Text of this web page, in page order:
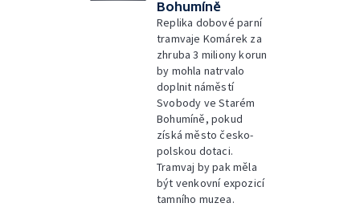
Bohumíně
Replika dobové parní
tramvaje Komárek za
zhruba 3 miliony korun
by mohla natrvalo
doplnit náměstí
Svobody ve Starém
Bohumíně, pokud
získá město česko-
polskou dotaci.
Tramvaj by pak měla
být venkovní expozicí
tamního muzea.